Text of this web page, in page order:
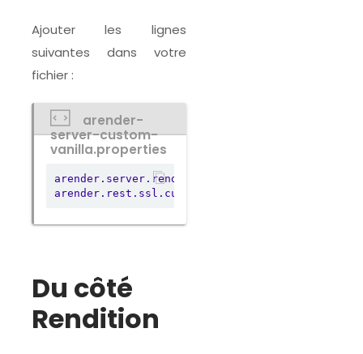
Ajouter les lignes
suivantes dans votre
fichier :
arender-
server-custom-
vanilla.properties
arender.server.rendition.hosts
arender.rest.ssl.custom.use
Du côté
Rendition